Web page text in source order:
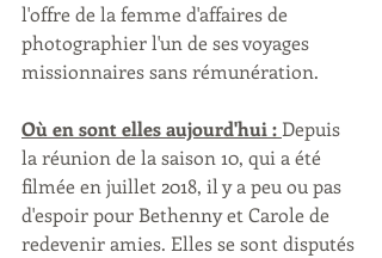
l'offre de la femme d'affaires de
photographier l'un de ses voyages
missionnaires sans rémunération.
Où en sont elles aujourd'hui : Depuis
la réunion de la saison 10, qui a été
filmée en juillet 2018, il y a peu ou pas
d'espoir pour Bethenny et Carole de
redevenir amies. Elles se sont disputés